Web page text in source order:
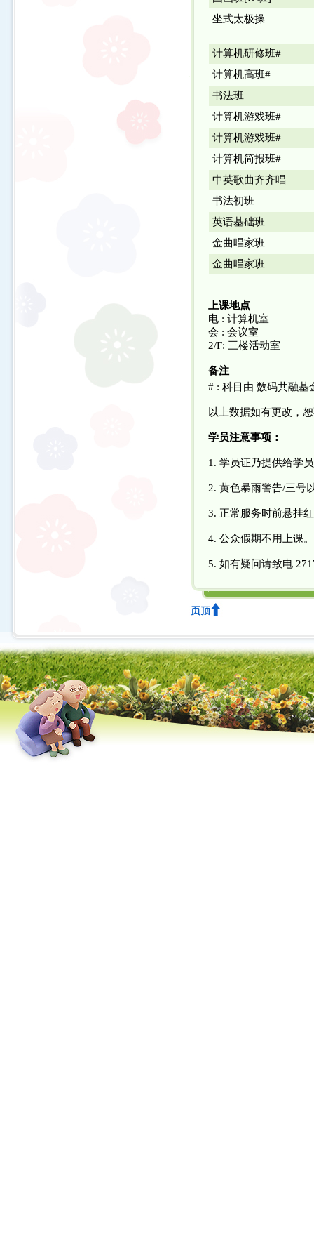
坐式太极操
计算机研修班#
计算机高班#
书法班
计算机游戏班#
计算机游戏班#
计算机简报班#
中英歌曲齐齐唱
书法初班
英语基础班
金曲唱家班
金曲唱家班
上课地点
电 : 计算机室
会 : 会议室
2/F: 三楼活动室
备注
# : 科目由 数码共融基
以上数据如有更改，
学员注意事项：
1. 学员证乃提供给学
2. 黄色暴雨警告/三号
3. 正常服务时前悬挂
4. 公众假期不用上课。
5. 如有疑问请致电